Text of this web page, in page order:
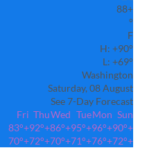
+
88
°
F
H: +90°
L: +69°
Washington
Saturday, 08 August
See 7-Day Forecast
Sun
Mon
Tue
Wed
Thu
Fri
+
90°
+
96°
+
95°
+
86°
+
92°
+
83°
+
72°
+
76°
+
71°
+
70°
+
72°
+
70°